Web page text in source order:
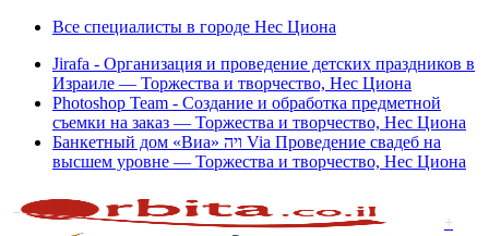
Все специалисты в городе Нес Циона
Jirafa - Организация и проведение детских праздников в
Израиле — Торжества и творчество, Нес Циона
Photoshop Team - Создание и обработка предметной
съемки на заказ — Торжества и творчество, Нес Циона
Банкетный дом «Виа» ויה Via Проведение свадеб на
высшем уровне — Торжества и творчество, Нес Циона
+